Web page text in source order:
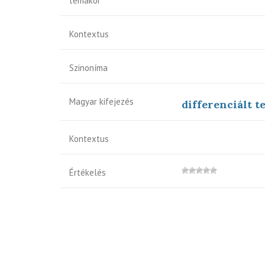
Kontextus
Szinoníma
Magyar kifejezés differenciált
Kontextus
Értékelés